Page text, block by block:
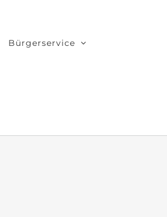
Bürgerservice